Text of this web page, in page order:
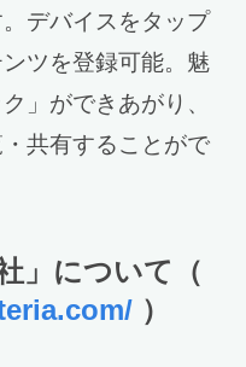
デバイスをタップ
ツを登録可能。魅
」ができあがり、
共有することがで
」について（
）